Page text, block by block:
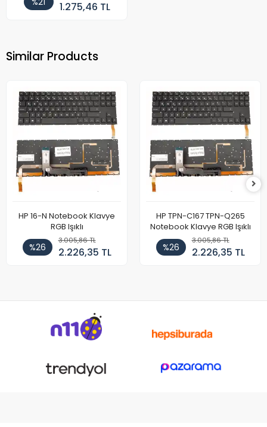
1.275,46 TL
Similar Products
HP 16-N Notebook Klavye
RGB Işıklı
%26
3.005,86 TL
2.226,35 TL
HP TPN-C167 TPN-Q265
Notebook Klavye RGB Işıklı
%26
3.005,86 TL
2.226,35 TL